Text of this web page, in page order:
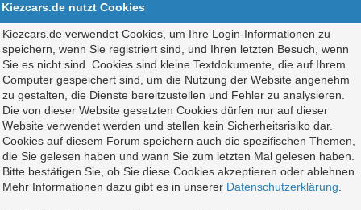
Kiezcars.de nutzt Cookies
Kiezcars.de verwendet Cookies, um Ihre Login-Informationen zu
speichern, wenn Sie registriert sind, und Ihren letzten Besuch, wenn
Sie es nicht sind. Cookies sind kleine Textdokumente, die auf Ihrem
Computer gespeichert sind, um die Nutzung der Website angenehm
zu gestalten, die Dienste bereitzustellen und Fehler zu analysieren.
Die von dieser Website gesetzten Cookies dürfen nur auf dieser
Website verwendet werden und stellen kein Sicherheitsrisiko dar.
Cookies auf diesem Forum speichern auch die spezifischen Themen,
die Sie gelesen haben und wann Sie zum letzten Mal gelesen haben.
Bitte bestätigen Sie, ob Sie diese Cookies akzeptieren oder ablehnen.
Mehr Informationen dazu gibt es in unserer Datenschutzerklärung